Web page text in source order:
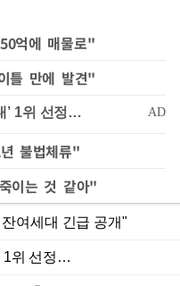
억에 매물로"
틀 만에 발견"
불법체류"
이는 것 같아"